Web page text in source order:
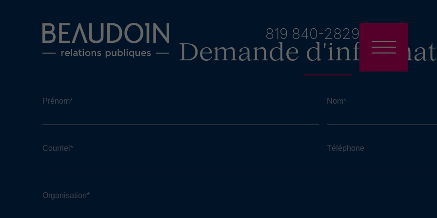
819 840-2829
Demande
Prénom* Nom*
Courriel* Téléphone
Organisation*